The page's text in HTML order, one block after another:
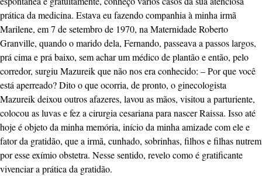
prática da medicina. Estava eu fazendo companhia à minha irmã
Marilene, em 7 de setembro de 1970, na Maternidade Roberto
Granville, quando o marido dela, Fernando, passeava a passos largos,
prá cima e prá baixo, sem achar um médico de plantão e então, pelo
corredor, surgiu Mazureik que não nos era conhecido: – Por que você
está aperreado? Dito o que ocorria, de pronto, o ginecologista
Mazureik deixou outros afazeres, lavou as mãos, visitou a parturiente,
colocou as luvas e fez a cirurgia cesariana para nascer Raissa. Isso até
hoje é objeto da minha memória, início da minha amizade com ele e
fator da gratidão, que a irmã, cunhado, sobrinhas, filhos e filhas nutrem
por esse exímio obstetra. Nesse sentido, revelo como é gratificante
vivenciar a prática da gratidão.